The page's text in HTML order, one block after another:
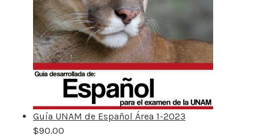
Guía UNAM de Español Área 1-2023
$90.00